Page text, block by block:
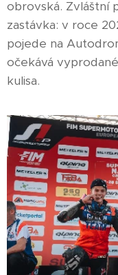
obrovská. Zvláštní
zastávka: v roce
pojede na
očekává
kulisa.